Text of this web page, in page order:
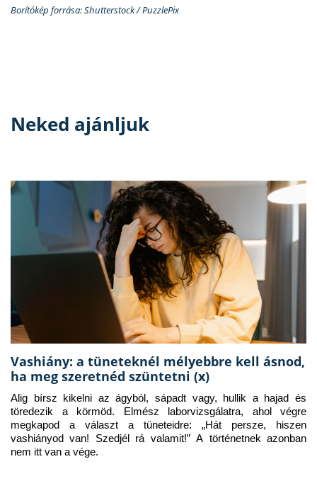
Borítókép forrása: Shutterstock / PuzzlePix
Neked ajánljuk
Vashiány: a tüneteknél mélyebbre kell ásnod,
ha meg szeretnéd szüntetni (x)
Alig bírsz kikelni az ágyból, sápadt vagy, hullik a hajad és
töredezik a körmöd. Elmész laborvizsgálatra, ahol végre
megkapod a választ a tüneteidre: „Hát persze, hiszen
vashiányod van! Szedjél rá valamit!” A történetnek azonban
nem itt van a vége.